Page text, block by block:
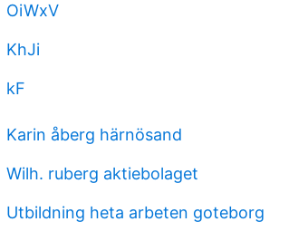
OiWxV
KhJi
kF
Karin åberg härnösand
Wilh. ruberg aktiebolaget
Utbildning heta arbeten goteborg